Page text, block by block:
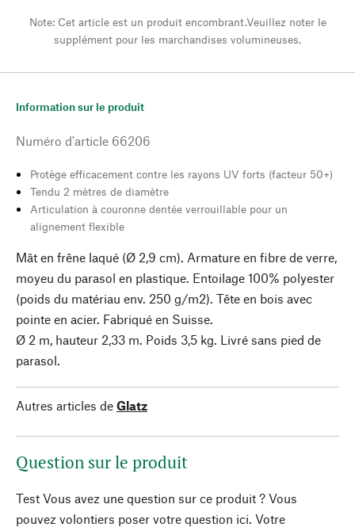
Note: Cet article est un produit encombrant.Veuillez noter le
supplément pour les marchandises volumineuses.
Information sur le produit
Numéro d'article 66206
Protège efficacement contre les rayons UV forts (facteur 50+)
Tendu 2 mètres de diamètre
Articulation à couronne dentée verrouillable pour un
alignement flexible
Mât en frêne laqué (Ø 2,9 cm). Armature en fibre de verre,
moyeu du parasol en plastique. Entoilage 100% polyester
(poids du matériau env. 250 g/m2). Tête en bois avec
pointe en acier. Fabriqué en Suisse.
Ø 2 m, hauteur 2,33 m. Poids 3,5 kg. Livré sans pied de
parasol.
Autres articles de Glatz
Question sur le produit
Test Vous avez une question sur ce produit ? Vous
pouvez volontiers poser votre question ici. Votre